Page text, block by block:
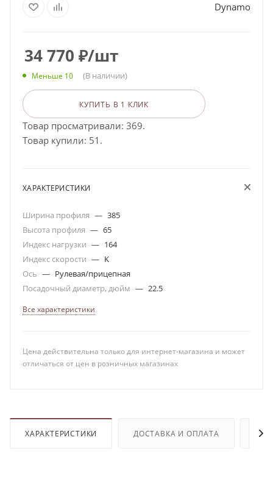
Dynamo
34 770 ₽/шт
Меньше 10 (В наличии)
КУПИТЬ В 1 КЛИК
Товар просматривали: 369.
Товар купили: 51.
ХАРАКТЕРИСТИКИ
Ширина профиля — 385
Высота профиля — 65
Индекс нагрузки — 164
Индекс скорости — K
Ось — Рулевая/прицепная
Посадочный диаметр, дюйм — 22.5
Все характеристики
Цена действительна только для интернет-магазина и может
отличаться от цен в розничных магазинах
ХАРАКТЕРИСТИКИ ДОСТАВКА И ОПЛАТА